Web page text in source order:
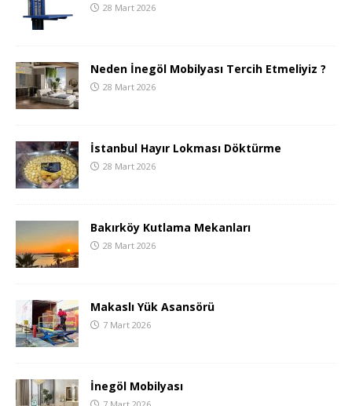
28 Mart 2026
Neden İnegöl Mobilyası Tercih Etmeliyiz ?
28 Mart 2026
İstanbul Hayır Lokması Döktürme
28 Mart 2026
Bakırköy Kutlama Mekanları
28 Mart 2026
Makaslı Yük Asansörü
7 Mart 2026
İnegöl Mobilyası